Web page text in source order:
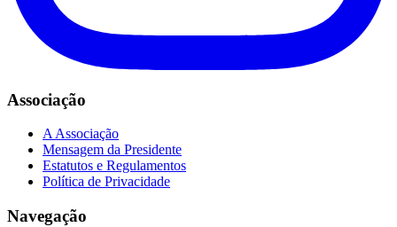
Associação
A Associação
Mensagem da Presidente
Estatutos e Regulamentos
Política de Privacidade
Navegação